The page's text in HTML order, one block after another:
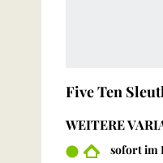
Five Ten
WEITERE
sofort im